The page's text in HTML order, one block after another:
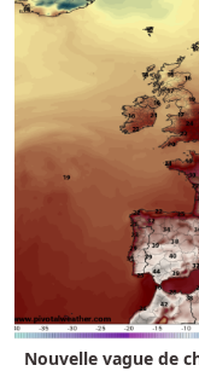
Nouvelle vague de